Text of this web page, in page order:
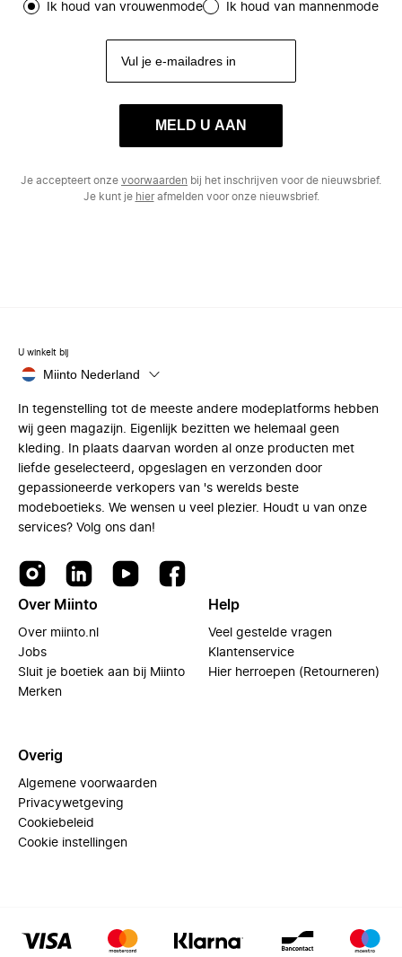
Ik houd van vrouwenmode Ik houd van mannenmode
MELD U AAN
Je accepteert onze voorwaarden bij het inschrijven voor de nieuwsbrief.
Je kunt je hierafmelden voor onze nieuwsbrief.
U winkelt bij
Miinto Nederland
In tegenstelling tot de meeste andere modeplatforms hebben
wij geen magazijn. Eigenlijk bezitten we helemaal geen
kleding. In plaats daarvan worden al onze producten met
liefde geselecteerd, opgeslagen en verzonden door
gepassioneerde verkopers van 's werelds beste
modeboetieks. We wensen u veel plezier. Houdt u van onze
services? Volg ons dan!
Over Miinto
Over miinto.nl
Jobs
Sluit je boetiek aan bij Miinto
Merken
Help
Veel gestelde vragen
Klantenservice
Hier herroepen (Retourneren)
Overig
Algemene voorwaarden
Privacywetgeving
Cookiebeleid
Cookie instellingen